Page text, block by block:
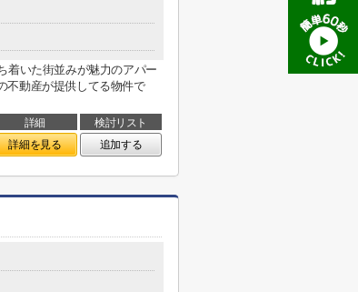
着いた街並みが魅力のアパー
不動産が提供してる物件で
詳細
検討リスト
詳細を見る 追加する